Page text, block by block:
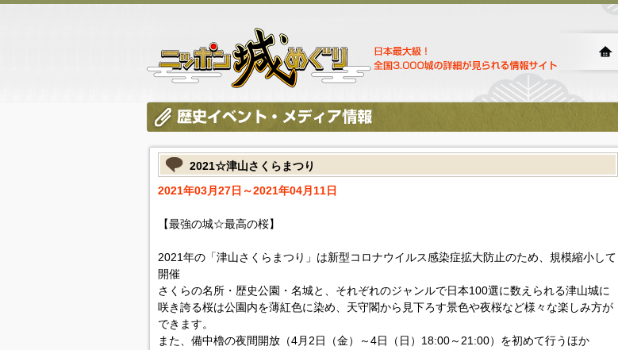
2021☆津山さくらまつり
2021年03月27日～2021年04月11日
【最強の城☆最高の桜】
2021年の「津山さくらまつり」は新型コロナウイルス感染症拡大防止のため、規模縮小して
開催
さくらの名所・歴史公園・名城と、それぞれのジャンルで日本100選に数えられる津山城に
咲き誇る桜は公園内を薄紅色に染め、天守閣から見下ろす景色や夜桜など様々な楽しみ方が
できます。
また、備中櫓の夜間開放（4月2日（金）～4日（日）18:00～21:00）を初めて行うほか